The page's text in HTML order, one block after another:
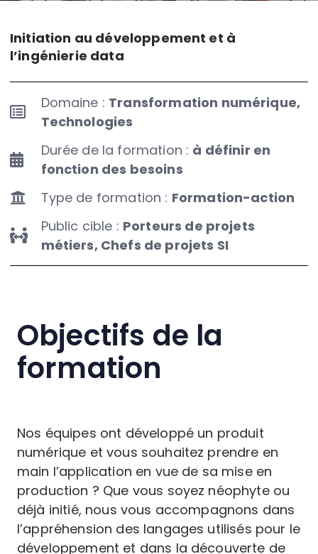
Initiation au développement et à
l’ingénierie data
Domaine : Transformation numérique,
Technologies
Durée de la formation : à définir en
fonction des besoins
Type de formation : Formation-action
Public cible : Porteurs de projets
métiers, Chefs de projets SI
Objectifs de la
formation
Nos équipes ont développé un produit
numérique et vous souhaitez prendre en
main l’application en vue de sa mise en
production ? Que vous soyez néophyte ou
déjà initié, nous vous accompagnons dans
l’appréhension des langages utilisés pour le
développement et dans la découverte de